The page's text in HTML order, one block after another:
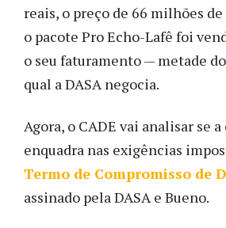
reais, o preço de 66 milhões
o pacote Pro Echo-Lafê foi
o seu faturamento — metade
qual a DASA negocia.
Agora, o CADE vai analisar se a
enquadra nas exigências
Termo de Compromisso de
assinado pela DASA e Bueno.